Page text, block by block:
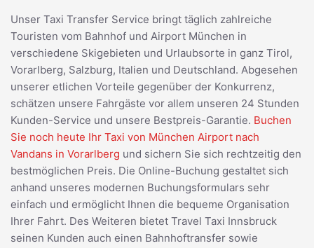
Unser Taxi Transfer Service bringt täglich zahlreiche
Touristen vom Bahnhof und Airport München in
verschiedene Skigebieten und Urlaubsorte in ganz Tirol,
Vorarlberg, Salzburg, Italien und Deutschland. Abgesehen
unserer etlichen Vorteile gegenüber der Konkurrenz,
schätzen unsere Fahrgäste vor allem unseren 24 Stunden
Kunden-Service und unsere Bestpreis-Garantie. Buchen
Sie noch heute Ihr Taxi von München Airport nach
Vandans in Vorarlberg und sichern Sie sich rechtzeitig den
bestmöglichen Preis. Die Online-Buchung gestaltet sich
anhand unseres modernen Buchungsformulars sehr
einfach und ermöglicht Ihnen die bequeme Organisation
Ihrer Fahrt. Des Weiteren bietet Travel Taxi Innsbruck
seinen Kunden auch einen Bahnhoftransfer sowie